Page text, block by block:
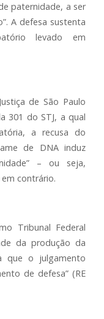
paternidade, a ser
A defesa sustenta
levado em
de São Paulo
301 do STJ, a qual
a recusa do
de DNA induz
– ou seja,
contrário.
Tribunal Federal
da produção da
que o julgamento
de defesa” (RE